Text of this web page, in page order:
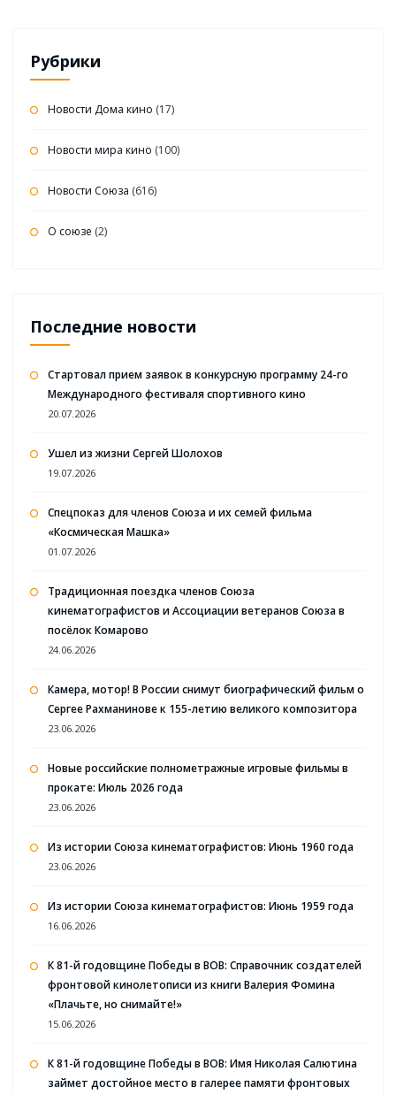
Рубрики
Новости Дома кино (17)
Новости мира кино (100)
Новости Союза (616)
О союзе (2)
Последние новости
Стартовал прием заявок в конкурсную программу 24-го
Международного фестиваля спортивного кино
20.07.2026
Ушел из жизни Сергей Шолохов
19.07.2026
Спецпоказ для членов Союза и их семей фильма
«Космическая Машка»
01.07.2026
Традиционная поездка членов Союза
кинематографистов и Ассоциации ветеранов Союза в
посёлок Комарово
24.06.2026
Камера, мотор! В России снимут биографический фильм о
Сергее Рахманинове к 155-летию великого композитора
23.06.2026
Новые российские полнометражные игровые фильмы в
прокате: Июль 2026 года
23.06.2026
Из истории Союза кинематографистов: Июнь 1960 года
23.06.2026
Из истории Союза кинематографистов: Июнь 1959 года
16.06.2026
К 81-й годовщине Победы в ВОВ: Справочник создателей
фронтовой кинолетописи из книги Валерия Фомина
«Плачьте, но снимайте!»
15.06.2026
К 81-й годовщине Победы в ВОВ: Имя Николая Салютина
займет достойное место в галерее памяти фронтовых